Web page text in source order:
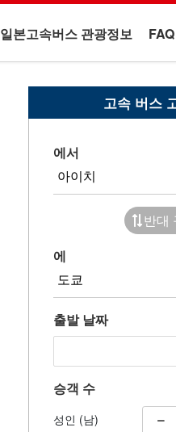
일본고속버스 관광정보 FAQ
고속 버스
에서
반대
에
출발 날짜
승객 수
성인 (남)